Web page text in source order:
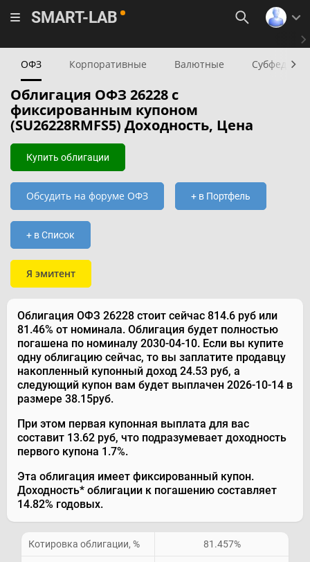
SMART-LAB
ОФЗ Корпоративные Валютные
Облигация ОФЗ 26228 с
фиксированным купоном
(SU26228RMFS5) Доходность, Цена
Купить облигации
Обсудить на форуме ОФЗ + в Портфель
+ в Список
Я эмитент
Облигация ОФЗ 26228 стоит сейчас 814.6 руб или
81.46% от номинала. Облигация будет полностью
погашена по номиналу 2030-04-10. Если вы купите
одну облигацию сейчас, то вы заплатите продавцу
накопленный купонный доход 24.53 руб, а
следующий купон вам будет выплачен 2026-10-14 в
размере 38.15руб.
При этом первая купонная выплата для вас
составит 13.62 руб, что подразумевает доходность
первого купона 1.7%.
Эта облигация имеет фиксированный купон.
Доходность* облигации к погашению составляет
14.82% годовых.
Котировка облигации, % 81.457%